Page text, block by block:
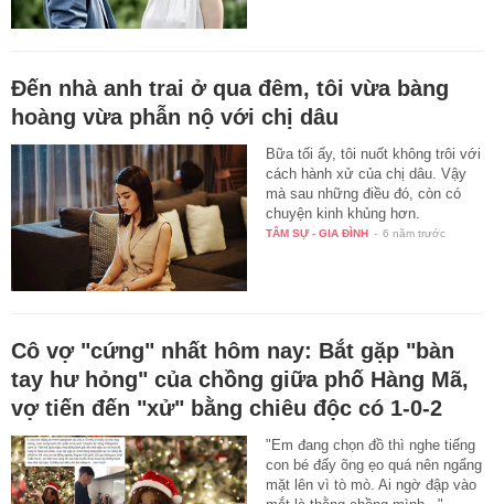
Đến nhà anh trai ở qua đêm, tôi vừa bàng
hoàng vừa phẫn nộ với chị dâu
Bữa tối ấy, tôi nuốt không trôi với
cách hành xử của chị dâu. Vậy
mà sau những điều đó, còn có
chuyện kinh khủng hơn.
TÂM SỰ - GIA ĐÌNH - 6 năm trước
Cô vợ "cứng" nhất hôm nay: Bắt gặp "bàn
tay hư hỏng" của chồng giữa phố Hàng Mã,
vợ tiến đến "xử" bằng chiêu độc có 1-0-2
"Em đang chọn đồ thì nghe tiếng
con bé đấy õng ẹo quá nên ngẩng
mặt lên vì tò mò. Ai ngờ đập vào